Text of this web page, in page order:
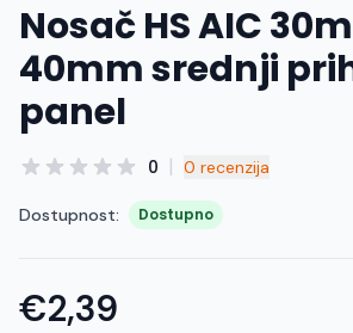
Nosač HS AIC
40mm srednji
panel
0 | 0 recenzija
Dostupnost: Dostupno
€2,39